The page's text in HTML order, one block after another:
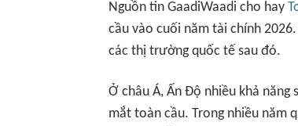
Nguồn tin GaadiWaadi cho hay
cầu vào cuối năm tài chính
các thị trường quốc tế sau đó.
Ở châu Á, Ấn Độ nhiều khả
mắt toàn cầu. Trong nhiều năm